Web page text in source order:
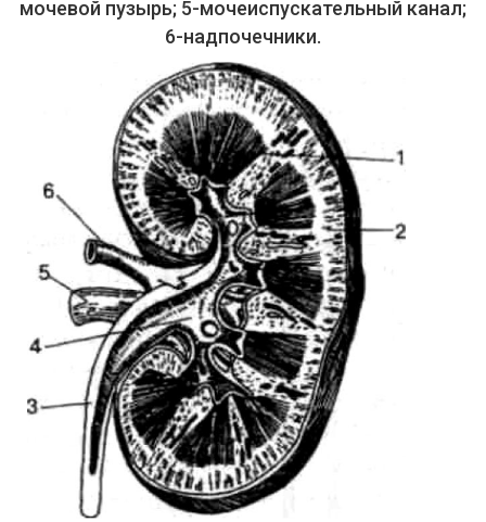
мочевой пузырь; 5-мочеиспускательный канал;
6-надпочечники.